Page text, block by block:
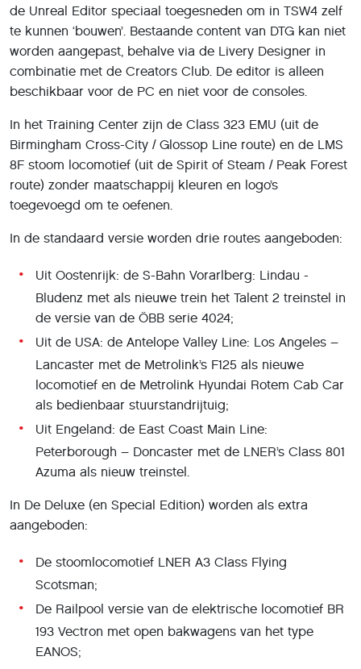
de Unreal Editor speciaal toegesneden om in TSW4 zelf
te kunnen ‘bouwen’. Bestaande content van DTG kan niet
worden aangepast, behalve via de Livery Designer in
combinatie met de Creators Club. De editor is alleen
beschikbaar voor de PC en niet voor de consoles.
In het Training Center zijn de Class 323 EMU (uit de
Birmingham Cross-City / Glossop Line route) en de LMS
8F stoom locomotief (uit de Spirit of Steam / Peak Forest
route) zonder maatschappij kleuren en logo’s
toegevoegd om te oefenen.
In de standaard versie worden drie routes aangeboden:
Uit Oostenrijk: de S-Bahn Vorarlberg: Lindau -
Bludenz met als nieuwe trein het Talent 2 treinstel in
de versie van de ÖBB serie 4024;
Uit de USA: de Antelope Valley Line: Los Angeles –
Lancaster met de Metrolink’s F125 als nieuwe
locomotief en de Metrolink Hyundai Rotem Cab Car
als bedienbaar stuurstandrijtuig;
Uit Engeland: de East Coast Main Line:
Peterborough – Doncaster met de LNER’s Class 801
Azuma als nieuw treinstel.
In De Deluxe (en Special Edition) worden als extra
aangeboden:
De stoomlocomotief LNER A3 Class Flying
Scotsman;
De Railpool versie van de elektrische locomotief BR
193 Vectron met open bakwagens van het type
EANOS;